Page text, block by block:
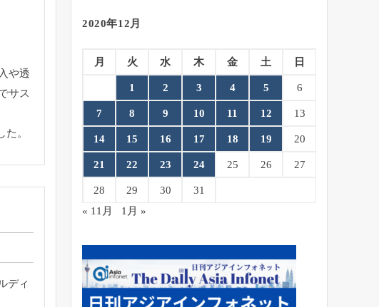
や透
サス
。
ディ
2020年12月
月 火 水 木 金 土 日
1 2 3 4 5 6
7 8 9 10 11 12 13
14 15 16 17 18 19 20
21 22 23 24 25 26 27
28 29 30
31
« 11月
1月 »